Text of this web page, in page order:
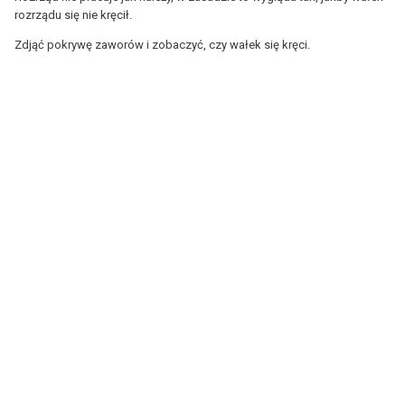
rozrządu się nie kręcił.
Zdjąć pokrywę zaworów i zobaczyć, czy wałek się kręci.